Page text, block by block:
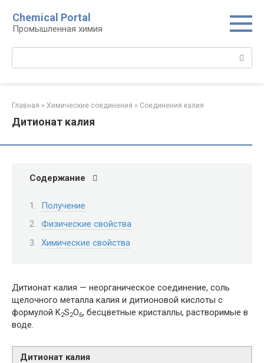
контенту
Chemical Portal
Промышленная химия
Главная » Химические соединения » Соединения калия‎
Дитионат калия
Содержание
Получение
Физические свойства
Химические свойства
Дитионат калия — неорганическое соединение, соль
щелочного металла калия и дитионовой кислоты с
формулой K2S2O6, бесцветные кристаллы, растворимые в
воде.
Дитионат калия